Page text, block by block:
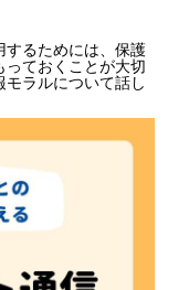
るためには、保護
ておくことが大切
ラルについて話し